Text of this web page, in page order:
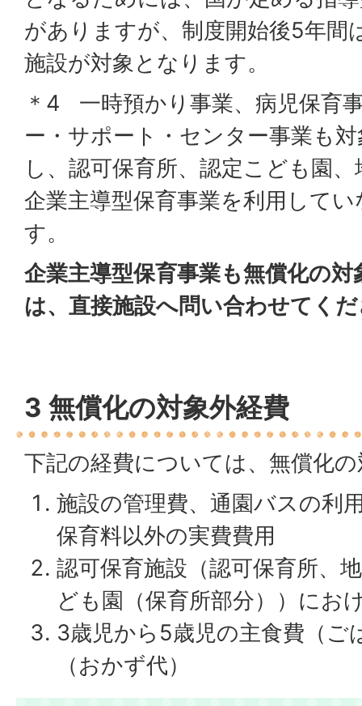
がありますが、制度開始後5年間
施設が対象となります。
＊4 一時預かり事業、病児保育
ー・サポート・センター事業も
し、認可保育所、認定こども園
企業主導型保育事業を利用して
す。
企業主導型保育事業も無償化の
は、直接施設へ問い合わせてく
3 無償化の対象外経費
下記の経費については、無償化
施設の管理費、通園バスの利
保育料以外の実費費用
認可保育施設（認可保育所、
ども園（保育所部分））にお
3歳児から5歳児の主食費（ご
（おかず代）